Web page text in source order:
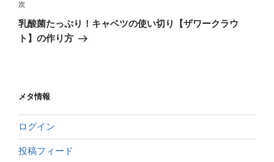
次
乳酸菌たっぷり！キャベツの使い切り【ザワークラウ
ト】の作り方
メタ情報
ログイン
投稿フィード